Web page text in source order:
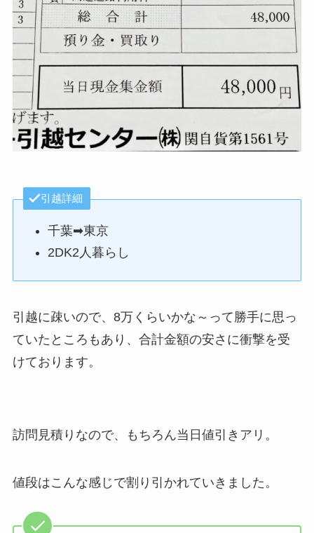
引越詳細
千葉➡東京
2DK2人暮らし
引越に疎いので、8万くらいかな～って勝手に思っ
ていたところもあり、合計金額の安さに衝撃を受
けております。
訪問見積りなので、もちろん当日値引きアリ。
値段はこんな感じで割り引かれていきました。